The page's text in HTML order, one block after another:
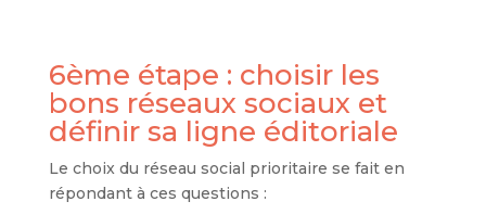
6ème étape : choisir les
bons réseaux sociaux et
définir sa ligne éditoriale
Le choix du réseau social prioritaire se fait en
répondant à ces questions :